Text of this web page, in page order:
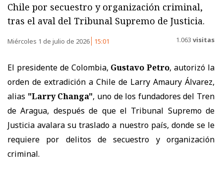
Chile por secuestro y organización criminal,
tras el aval del Tribunal Supremo de Justicia.
Miércoles 1 de julio de 2026 15:01 1.063 visitas
El presidente de Colombia, Gustavo Petro, autorizó la
orden de extradición a Chile de Larry Amaury Álvarez,
alias "Larry Changa", uno de los fundadores del Tren
de Aragua, después de que el Tribunal Supremo de
Justicia avalara su traslado a nuestro país, donde se le
requiere por delitos de secuestro y organización
criminal.